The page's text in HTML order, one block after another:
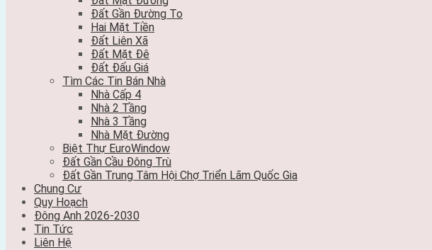
Đất Gần Đường To
Hai Mặt Tiền
Đất Liên Xã
Đất Mặt Đê
Đất Đấu Giá
Tìm Các Tin Bán Nhà
Nhà Cấp 4
Nhà 2 Tầng
Nhà 3 Tầng
Nhà Mặt Đường
Biệt Thự EuroWindow
Đất Gần Cầu Đông Trù
Đất Gần Trung Tâm Hội Chợ Triển Lãm Quốc Gia
Chung Cư
Quy Hoạch
Đông Anh 2026-2030
Tin Tức
Liên Hệ